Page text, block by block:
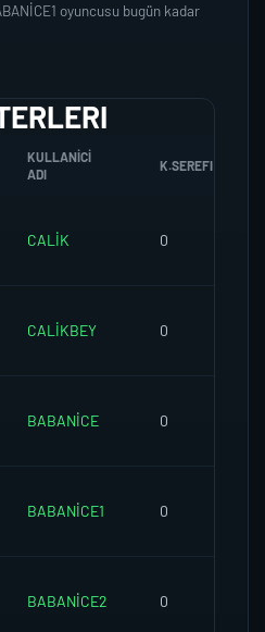
oyuncusu bugün kadar
KULLANICI
ADI
K.SEREFI
CALİK 0
CALİKBEY 0
BABANİCE 0
BABANİCE1 0
BABANİCE2 0